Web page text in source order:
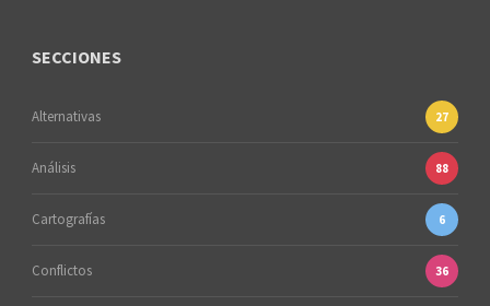
SECCIONES
Alternativas 27
Análisis 88
Cartografías 6
Conflictos 36